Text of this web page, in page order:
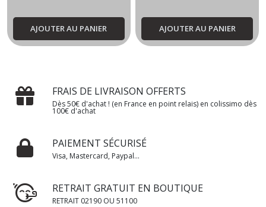
AJOUTER AU PANIER AJOUTER AU PANIER
FRAIS DE LIVRAISON OFFERTS
Dès 50€ d'achat ! (en France en point relais) en colissimo dès
100€ d'achat
PAIEMENT SÉCURISÉ
Visa, Mastercard, Paypal...
RETRAIT GRATUIT EN BOUTIQUE
RETRAIT 02190 OU 51100